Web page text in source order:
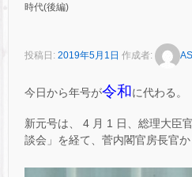
時代(後編)
投稿日: 2019年5月1日 作成者:
今日から年号が令和に代わる。
新元号は、 4 月 1 日、総理大臣
談会」を経て、菅内閣官房長官か